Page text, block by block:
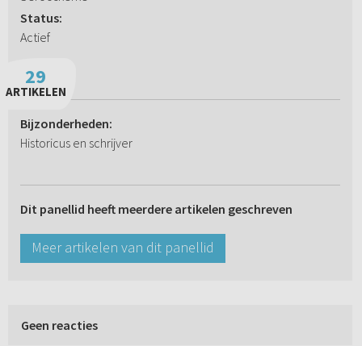
Status:
Actief
29
ARTIKELEN
Bijzonderheden:
Historicus en schrijver
Dit panellid heeft meerdere artikelen geschreven
Meer artikelen van dit panellid
Geen reacties